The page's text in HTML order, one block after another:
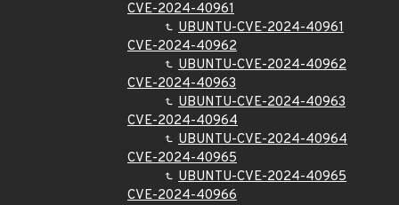
CVE-2024-40961
UBUNTU-CVE-2024-40961
CVE-2024-40962
UBUNTU-CVE-2024-40962
CVE-2024-40963
UBUNTU-CVE-2024-40963
CVE-2024-40964
UBUNTU-CVE-2024-40964
CVE-2024-40965
UBUNTU-CVE-2024-40965
CVE-2024-40966